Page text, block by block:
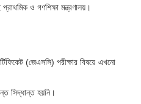
ও গণশিক্ষা মন্ত্রণালয়।
(জেএসসি) পরীক্ষার বিষয়ে এখনো
সিদ্ধান্ত হয়নি।